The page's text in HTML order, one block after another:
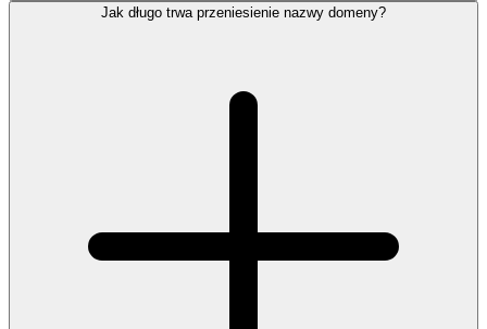
Jak długo trwa przeniesienie nazwy domeny?